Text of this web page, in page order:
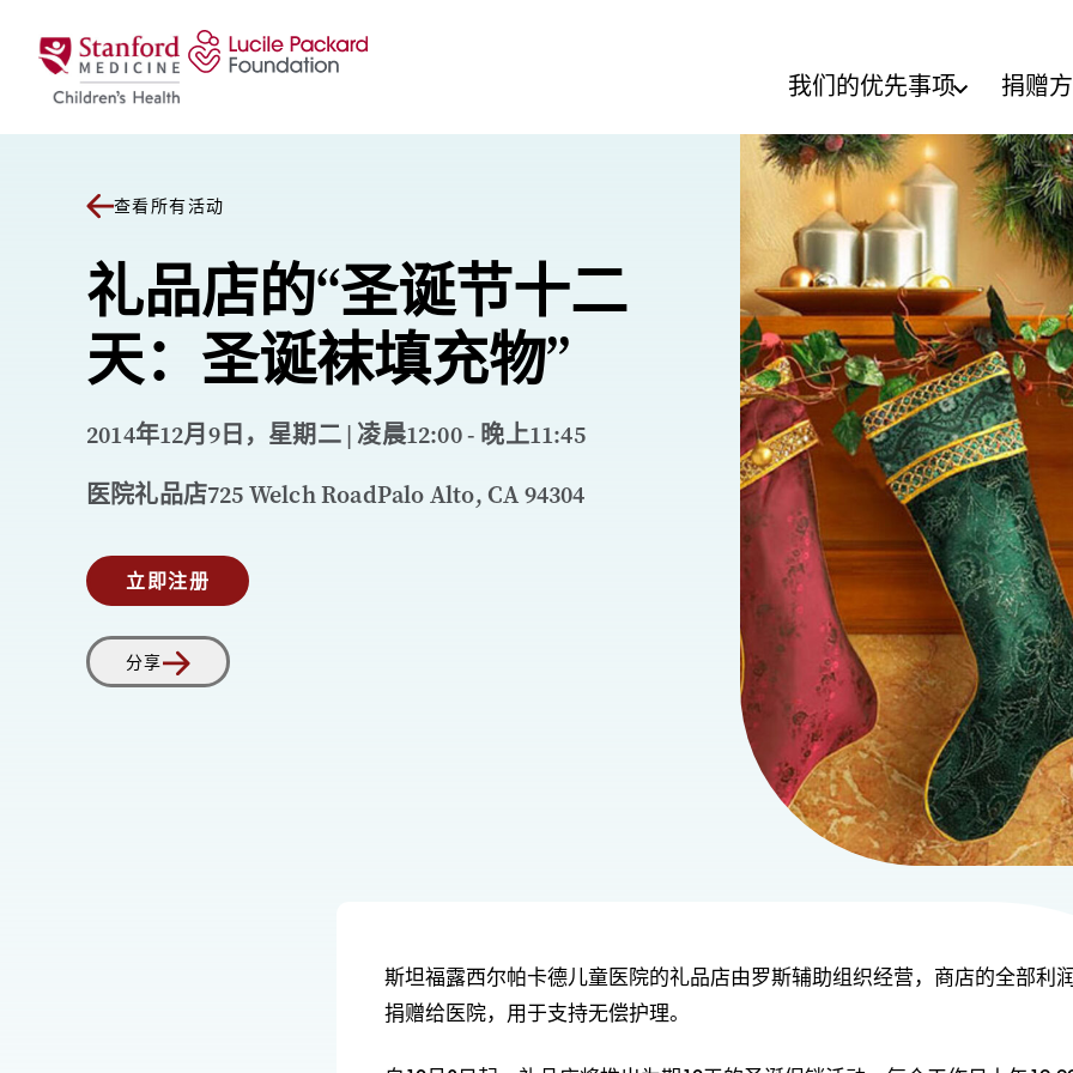
我们的优先事项 捐赠
查看所有活动
礼品店的“圣诞节十二
天：圣诞袜填充物”
2014年12月9日，星期二 | 凌晨12:00 - 晚上11:45
医院礼品店725 Welch RoadPalo Alto, CA 94304
立即注册
分享
斯坦福露西尔帕卡德儿童医院的礼品店由罗斯辅助组织经营，商店的全部利
捐赠给医院，用于支持无偿护理。